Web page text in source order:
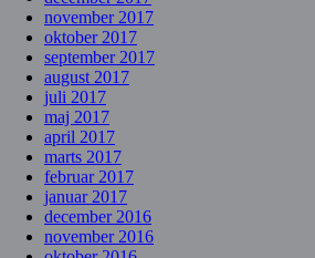
november 2017
oktober 2017
september 2017
august 2017
juli 2017
maj 2017
april 2017
marts 2017
februar 2017
januar 2017
december 2016
november 2016